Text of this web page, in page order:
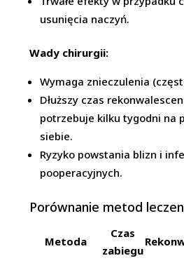
usunięcia naczyń.
Wady chirurgii:
Wymaga znieczulenia
Dłuższy czas
potrzebuje kilku tygodni na
siebie.
Ryzyko powstania blizn i
pooperacyjnych.
Porównanie metod
Metoda
Czas
zabiegu